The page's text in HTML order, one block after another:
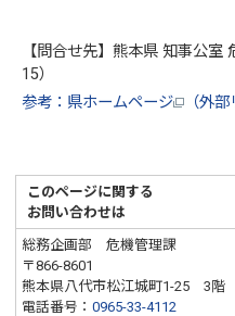
【問合せ先】熊本県 知事公室
15）
参考：県ホームページ
（外部
このページに関する
お問い合わせは
総務企画部 危機管理課
〒866-8601
熊本県八代市松江城町1-25 3階
電話番号：0965-33-4112